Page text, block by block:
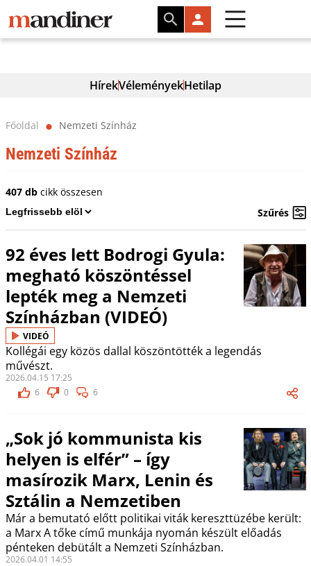
HírekVéleményekHetilap
Főoldal ⬤ Nemzeti Színház
Nemzeti Színház
407 dbcikk összesen
Szűrés
92 éves lett Bodrogi Gyula:
megható köszöntéssel
lepték meg a Nemzeti
Színházban (VIDEÓ)
VIDEÓ
Kollégái egy közös dallal köszöntötték a legendás
művészt.
2026.04.15 17:25
6
0 6
„Sok jó kommunista kis
helyen is elfér” – így
masírozik Marx, Lenin és
Sztálin a Nemzetiben
Már a bemutató előtt politikai viták kereszttüzébe került:
a Marx A tőke című munkája nyomán készült előadás
pénteken debütált a Nemzeti Színházban.
2026.04.01 14:55